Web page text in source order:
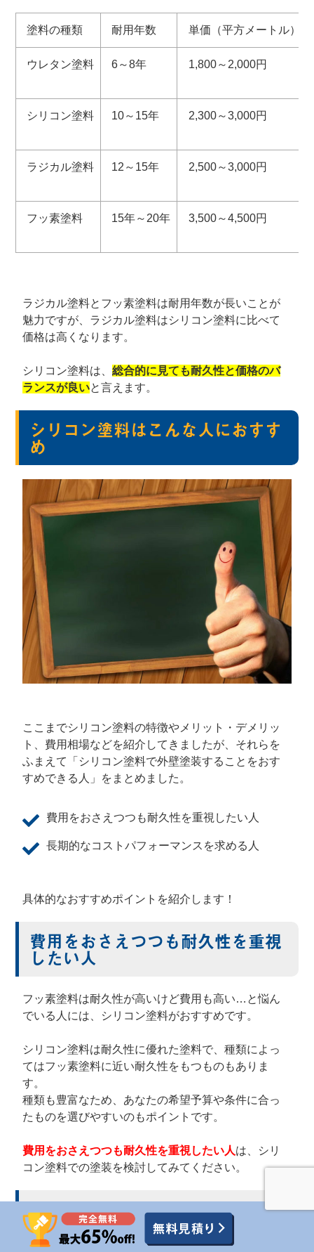
塗料の種類 耐用年数 単価（平方メートル）
ウレタン塗料 6～8年 1,800～2,000円
シリコン塗料 10～15年 2,300～3,000円
ラジカル塗料 12～15年 2,500～3,000円
フッ素塗料 15年～20年 3,500～4,500円
ラジカル塗料とフッ素塗料は耐用年数が長いことが
魅力ですが、ラジカル塗料はシリコン塗料に比べて
価格は高くなります。
シリコン塗料は、総合的に見ても耐久性と価格のバ
ランスが良いと言えます。
シリコン塗料はこんな人におすす
め
ここまでシリコン塗料の特徴やメリット・デメリッ
ト、費用相場などを紹介してきましたが、それらを
ふまえて「シリコン塗料で外壁塗装することをおす
すめできる人」をまとめました。
費用をおさえつつも耐久性を重視したい人
長期的なコストパフォーマンスを求める人
具体的なおすすめポイントを紹介します！
費用をおさえつつも耐久性を重視
したい人
フッ素塗料は耐久性が高いけど費用も高い…と悩ん
でいる人には、シリコン塗料がおすすめです。
シリコン塗料は耐久性に優れた塗料で、種類によっ
てはフッ素塗料に近い耐久性をもつものもありま
す。
種類も豊富なため、あなたの希望予算や条件に合っ
たものを選びやすいのもポイントです。
費用をおさえつつも耐久性を重視したい人は、シリ
コン塗料での塗装を検討してみてください。
長期的なコストパフォーマンスを
求める人